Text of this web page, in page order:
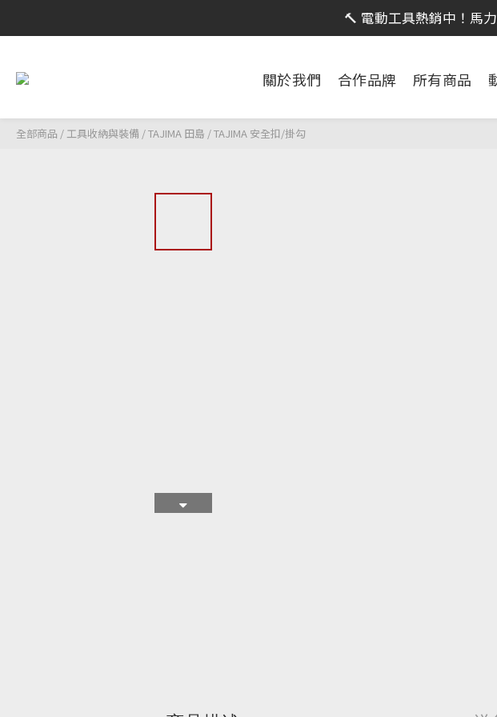
限時活動｜全館消費滿 NT$599
🔨 電動工具熱銷中！馬
關於我們 合作品牌 所有商品
全部商品 /工具收納與裝備 /TAJIMA 田島 /TAJIMA 安全扣/掛勾